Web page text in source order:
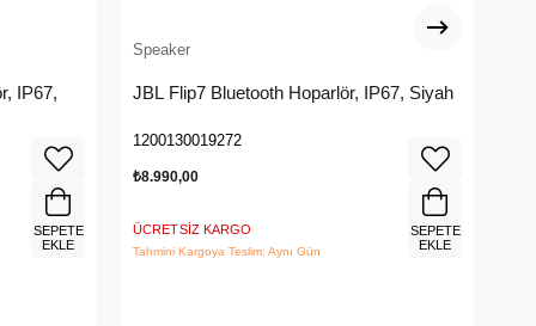
IP67,
SEPETE
EKLE
Speaker
JBL Flip7 Bluetooth Hoparlör, IP67, Siyah
1200130019272
₺8.990,00
ÜCRETSIZ KARGO
Tahmini Kargoya Teslim: Aynı Gün
SEPETE
EKLE